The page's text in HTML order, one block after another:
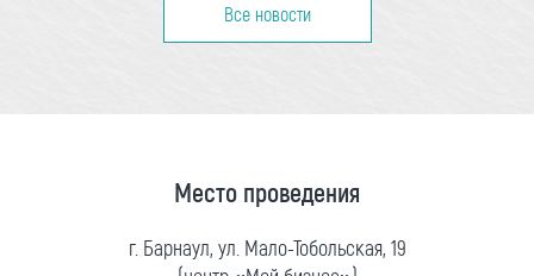
Все новости
Место проведения
г. Барнаул, ул. Мало-Тобольская, 19